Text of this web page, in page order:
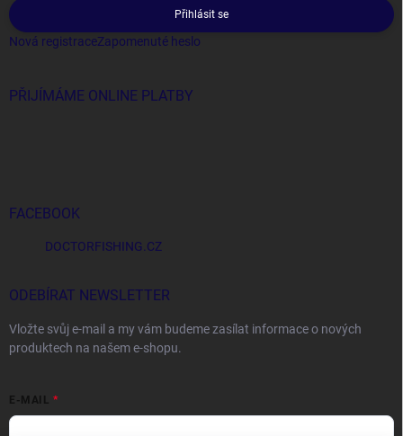
Přihlásit se
Nová registraceZapomenuté heslo
PŘIJÍMÁME ONLINE PLATBY
FACEBOOK
DOCTORFISHING.CZ
ODEBÍRAT NEWSLETTER
Vložte svůj e-mail a my vám budeme zasílat informace o nových
produktech na našem e-shopu.
E-MAIL